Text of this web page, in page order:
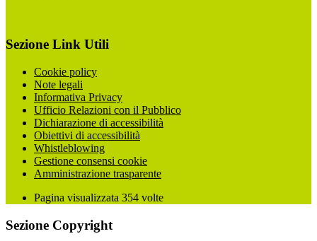
Sezione Link Utili
Cookie policy
Note legali
Informativa Privacy
Ufficio Relazioni con il Pubblico
Dichiarazione di accessibilità
Obiettivi di accessibilità
Whistleblowing
Gestione consensi cookie
Amministrazione trasparente
Pagina visualizzata 354 volte
Sezione Copyright